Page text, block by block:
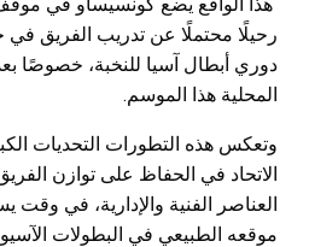
رحيلًا محتملًا عن تدريب الفريق
دوري أبطال آسيا للنخبة، خصوصًا
المحلية هذا الموسم.
وتعكس هذه التطورات التحديات
الاتحاد في الحفاظ على توازن
العناصر الفنية والإدارية، في وقت
موقعه الطبيعي في البطولات